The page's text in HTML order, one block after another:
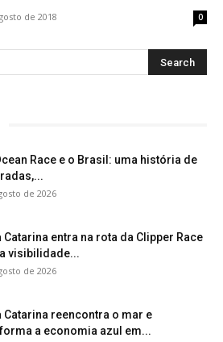
de 2018 0
Race e o Brasil: uma história de
de 2026
Catarina entra na rota da Clipper Race
visibilidade...
de 2026
Catarina reencontra o mar e
a economia azul em...